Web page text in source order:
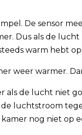
De sensor
Dus als de
warm hebt
weer warmer.
als de lucht niet
luchtstroom
nog niet op